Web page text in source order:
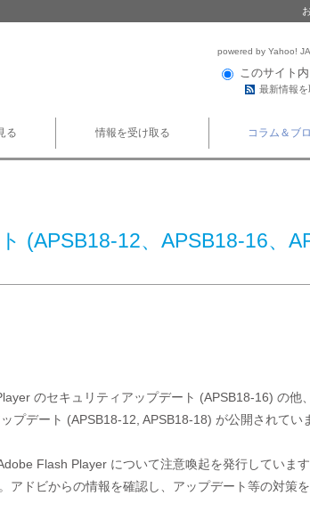
powered by Yahoo!
このサイト
最新情報
る 情報を受け取る コラム＆ブ
(APSB18-12、APSB18-16、
のセキュリティアップデート (APSB18-16) の他
デート (APSB18-12, APSB18-18) が公開されてい
Flash Player について注意喚起を発行していま
ドビからの情報を確認し、アップデート等の対策